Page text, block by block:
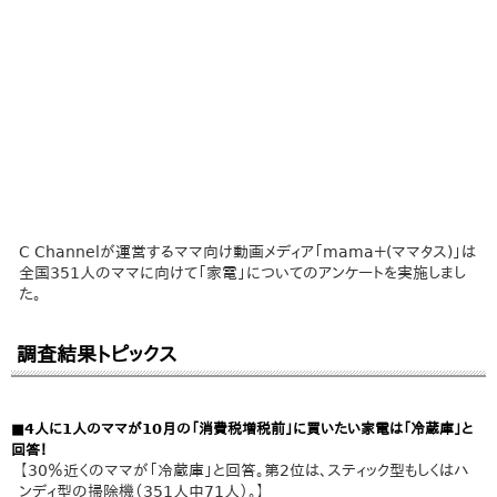
C Channelが運営するママ向け動画メディア「mama＋(ママタス)」は
全国351人のママに向けて「家電」についてのアンケートを実施しまし
た。
調査結果トピックス
■4人に1人のママが10月の「消費税増税前」に買いたい家電は「冷蔵庫」と
回答！
【30％近くのママが「冷蔵庫」と回答。第2位は、スティック型もしくはハ
ンディ型の掃除機（351人中71人）。】